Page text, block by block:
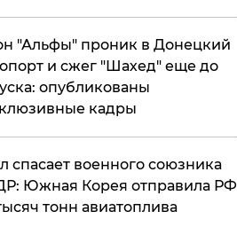
"Альфы" проник в Донецкий
и сжег "Шахед" еще до
опубликованы
кадры
спасает военного союзника
Южная Корея отправила РФ
тонн авиатоплива